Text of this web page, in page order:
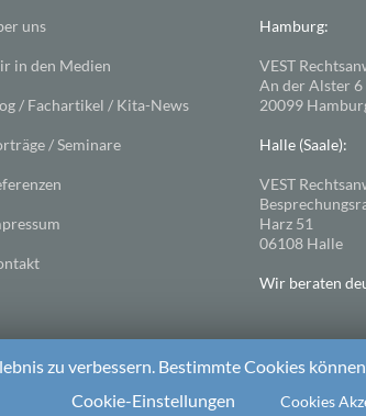
uns
in den Medien
/ Fachartikel / Kita-News
/ Seminare
Hamburg:
VEST
An der Alster 6
20099
Halle (Saale):
VEST
Harz 51
06108 Halle
Wir beraten
zu verbessern. Bestimmte Cookies
Cookie-Einstellungen
Cookies